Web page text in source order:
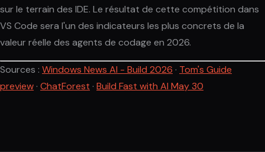
sur le terrain des IDE. Le résultat de cette compétition dans
VS Code sera l'un des indicateurs les plus concrets de la
valeur réelle des agents de codage en 2026.
Sources : Windows News AI - Build 2026 · Tom's Guide
preview · ChatForest · Build Fast with AI May 30